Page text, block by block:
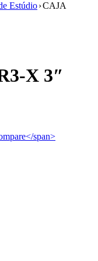
Estúdio›CAJA
X 3″
span>